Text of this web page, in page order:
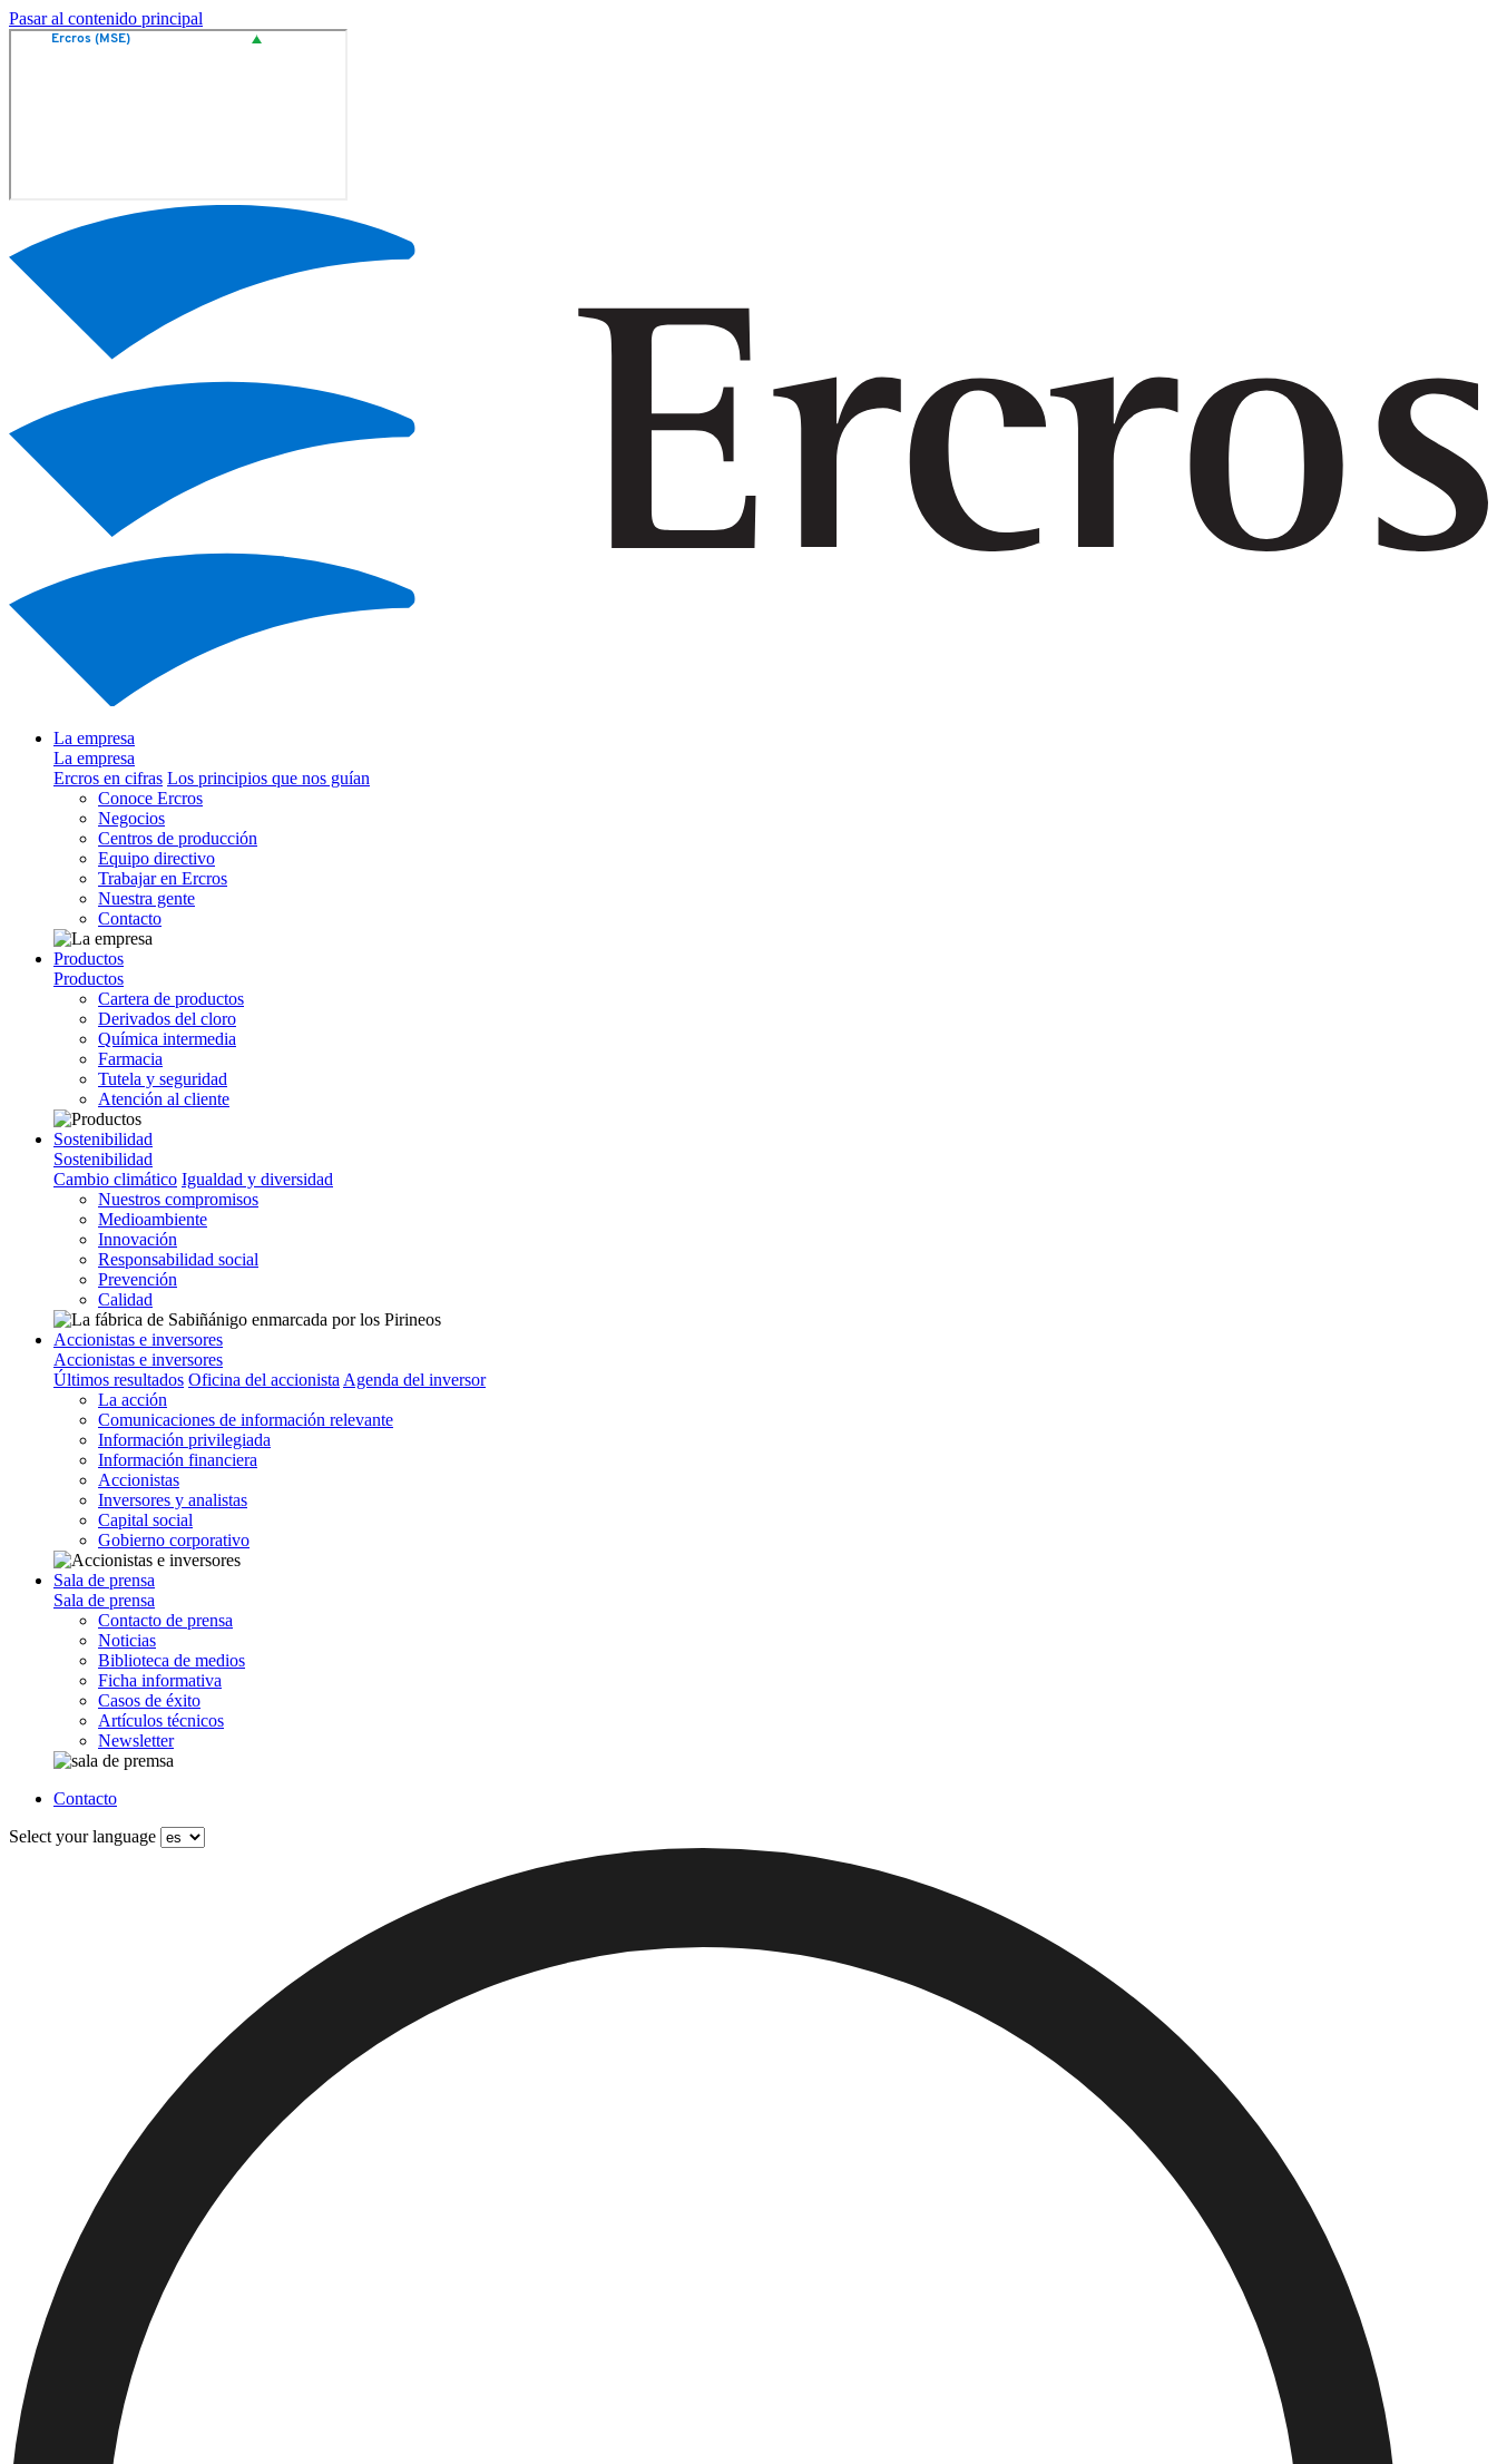
Pasar al contenido principal
La empresa
La empresa
Ercros en cifras Los principios que nos guían
Conoce Ercros
Negocios
Centros de producción
Equipo directivo
Trabajar en Ercros
Nuestra gente
Contacto
Productos
Productos
Cartera de productos
Derivados del cloro
Química intermedia
Farmacia
Tutela y seguridad
Atención al cliente
Sostenibilidad
Sostenibilidad
Cambio climático Igualdad y diversidad
Nuestros compromisos
Medioambiente
Innovación
Responsabilidad social
Prevención
Calidad
Accionistas e inversores
Accionistas e inversores
Últimos resultados Oficina del accionista Agenda del inversor
La acción
Comunicaciones de información relevante
Información privilegiada
Información financiera
Accionistas
Inversores y analistas
Capital social
Gobierno corporativo
Sala de prensa
Sala de prensa
Contacto de prensa
Noticias
Biblioteca de medios
Ficha informativa
Casos de éxito
Artículos técnicos
Newsletter
Contacto
Select your language